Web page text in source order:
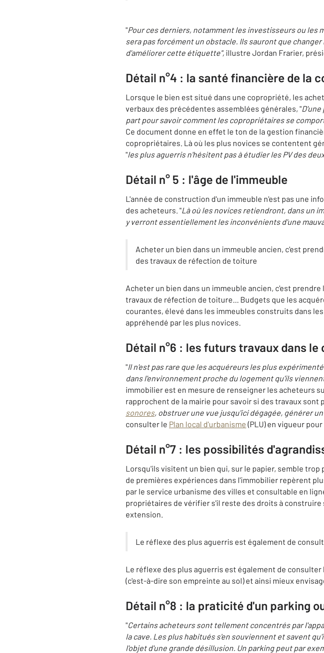
"Pour ces derniers, notamment les investisseurs ou les
sera pas forcément un obstacle. Ils sauront que
d'améliorer cette étiquette", illustre Jordan Frarier,
Détail n°4 : la santé financière de la
Lorsque le bien est situé dans une copropriété, les
verbaux des précédentes assemblées générales, "
part pour savoir comment les copropriétaires se
Ce document donne en effet le ton de la gestion
copropriétaires. Là où les plus novices se contentent
"les plus aguerris n'hésitent pas à étudier les PV des
Détail n° 5 : l'âge de l'immeuble
L'année de construction d'un immeuble n'est pas une
des acheteurs. "Là où les novices retiendront, dans un
y verront essentiellement les inconvénients d'une
Acheter un bien dans un immeuble ancien, c'est
des travaux de réfection de toiture
Acheter un bien dans un immeuble ancien, c'est
travaux de réfection de toiture... Budgets que les
courantes, élevé dans les immeubles construits dans
appréhendé par les plus novices.
Détail n°6 : les futurs travaux dans
"Il n'est pas rare que les acquéreurs les plus
dans l'environnement proche du logement qu'ils
immobilier est en mesure de renseigner les acheteurs
rapprochent de la mairie pour savoir si des travaux sont
sonores, obstruer une vue jusqu'ici dégagée, générer
consulter le Plan local d'urbanisme (PLU) en vigueur
Détail n°7 : les possibilités
Lorsqu'ils visitent un bien qui, sur le papier, semble
de premières expériences dans l'immobilier repèrent
par le service urbanisme des villes et consultable en
propriétaires de vérifier s'il reste des droits à
extension.
Le réflexe des plus aguerris est également de
Le réflexe des plus aguerris est également de consulter
(c'est-à-dire son empreinte au sol) et ainsi mieux
Détail n°8 : la praticité d'un parking
"Certains acheteurs sont tellement concentrés par
la cave. Les plus habitués s'en souviennent et savent
l'objet d'une grande désillusion. Un parking peut par